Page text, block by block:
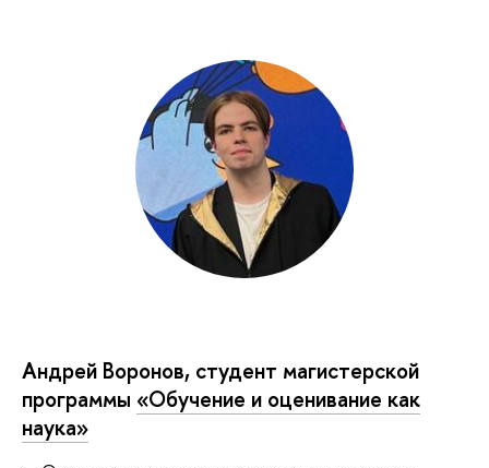
Андрей Воронов, студент магистерской
программы «Обучение и оценивание как
наука»